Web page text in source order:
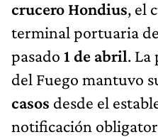
crucero Hondius, el
terminal portuaria
pasado 1 de abril. La
del Fuego mantuvo
casos desde el
notificación